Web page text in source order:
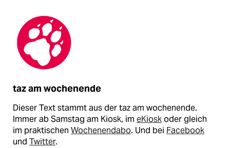
taz am wochenende
Dieser Text stammt aus der taz am wochenende.
Immer ab Samstag am Kiosk, im eKioskoder gleich
im praktischen Wochenendabo. Und bei Facebook
und Twitter.